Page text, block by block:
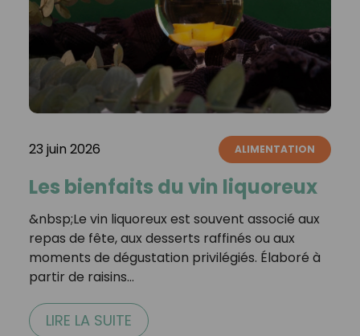
23 juin 2026 ALIMENTATION
Les bienfaits du vin liquoreux
&nbsp;Le vin liquoreux est souvent associé aux
repas de fête, aux desserts raffinés ou aux
moments de dégustation privilégiés. Élaboré à
partir de raisins…
LIRE LA SUITE